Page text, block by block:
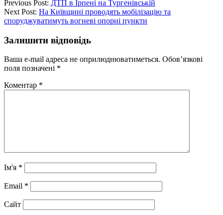
Previous Post: ДТП в Ірпені на Тургенівській
Next Post: На Київщині проводять мобілізацію та
споруджуватимуть вогневі опорні пункти
Залишити відповідь
Ваша e-mail адреса не оприлюднюватиметься. Обов’язкові
поля позначені *
Коментар *
Ім'я *
Email *
Сайт